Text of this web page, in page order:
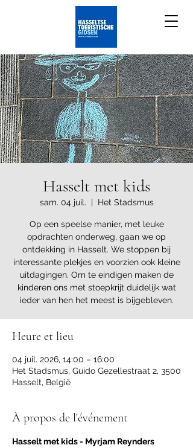
Hasselt met kids
sam. 04 juil.
  |
Het Stadsmus
Op een speelse manier, met leuke
opdrachten onderweg, gaan we op
ontdekking in Hasselt. We stoppen bij
interessante plekjes en voorzien ook kleine
uitdagingen. Om te eindigen maken de
kinderen ons met stoepkrijt duidelijk wat
ieder van hen het meest is bijgebleven.
Heure et lieu
04 juil. 2026, 14:00 – 16:00
Het Stadsmus, Guido Gezellestraat 2, 3500
Hasselt, België
À propos de l'événement
Hasselt met kids - Myrjam Reynders